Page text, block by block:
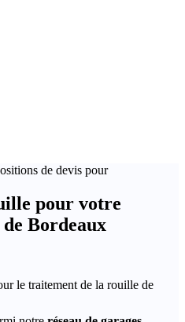
de devis pour
pour votre
Bordeaux
le traitement de la rouille de